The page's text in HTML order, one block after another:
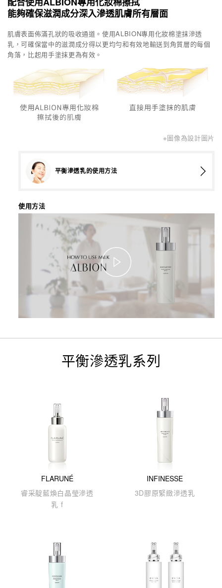
能夠確保滋潤成分深入滲透肌膚所有層面
肌膚表面佈滿孔狀的吸收通道。使用ALBION專用化妝棉塗抹滲透
乳，可確保當中的滋潤成分得以更均勻和有效地輸送到角質層的每個
角落，比起用手塗抹更為有效。
※圖像為設計圖片
平衡滲透乳的使用方法
使用方法
平衡滲透乳系列
FLARUNÉ
睿采靛藍煥白晶瑩滲透
乳 f
INFINESSE
3D膠原緊緻滲透乳